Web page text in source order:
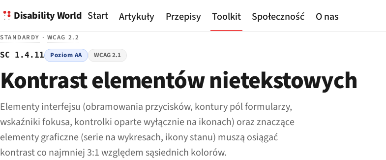
Disability World Start Artykuły Przepisy Toolkit Społeczność O nas
STANDARDY · WCAG 2.2
SC 1.4.11 Poziom AA WCAG 2.1
Kontrast elementów nietekstowych
Elementy interfejsu (obramowania przycisków, kontury pól formularzy,
wskaźniki fokusa, kontrolki oparte wyłącznie na ikonach) oraz znaczące
elementy graficzne (serie na wykresach, ikony stanu) muszą osiągać
kontrast co najmniej 3:1 względem sąsiednich kolorów.